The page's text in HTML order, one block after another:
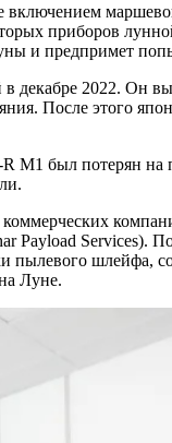
включением
приборов
и предпримет
декабре 2022. Он
После этого
M1 был потерян на
Services).
пылевого шлейфа,
Луне.